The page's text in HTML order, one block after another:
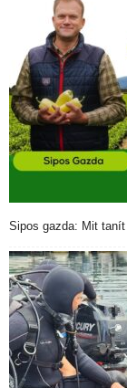
Sipos gazda: Mit tanít